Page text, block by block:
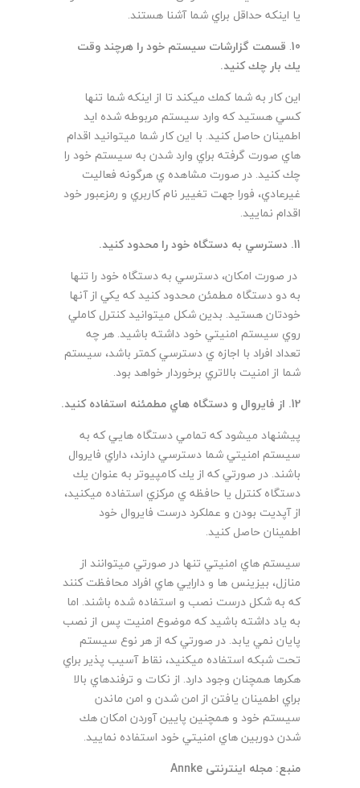
يا اينكه حداقل براي شما آشنا هستند.
10
. قسمت گزارشات سيستم خود را هرچند وقت
يك بار چك كنيد.
اين كار به شما كمك ميكند تا از اينكه شما تنها
كسي هستيد كه وارد سيستم مربوطه شده ايد
اطمينان حاصل كنيد. با اين كار شما ميتوانيد اقدام
هاي صورت گرفته براي وارد شدن به سيستم خود را
چك كنيد. در صورت مشاهده ي هرگونه فعاليت
غيرعادي، فورا جهت تغيير نام كاربري و رمزعبور خود
اقدام نماييد.
11. دسترسي به دستگاه خود را محدود
کنید.
در صورت امكان، دسترسي به دستگاه خود را تنها
به دو دستگاه مطمئن محدود كنيد كه يكي از آنها
خودتان هستيد. بدين شكل ميتوانيد كنترل كاملي
روي سيستم امنيتي خود داشته باشيد. هر چه
تعداد افراد با اجازه ي دسترسي كمتر باشد، سيستم
شما از امنيت بالاتري برخوردار خواهد بود.
12. از فايروال و دستگاه هاي مطمئنه استفاده كنيد
.
پيشنهاد ميشود كه تمامي دستگاه هايي كه به
سيستم امنيتي شما دسترسي دارند، داراي فايروال
باشند. در صورتي كه از يك كامپيوتر به عنوان يك
دستگاه كنترل يا حافظه ي مركزي استفاده ميكنيد،
از آپديت بودن و عملكرد درست فايروال خود
اطمينان حاصل كنيد.
سيستم هاي امنيتي تنها در صورتي ميتوانند از
منازل، بيزينس ها و دارايي هاي افراد محافظت كنند
كه به شكل درست نصب و استفاده شده باشند. اما
به ياد داشته باشيد كه موضوع امنيت پس از نصب
پايان نمي يابد. در صورتي كه از هر نوع سيستم
تحت شبكه استفاده ميكنيد، نقاط آسيب پذير براي
هكرها همچنان وجود دارد. از نكات و ترفندهاي بالا
براي اطمينان يافتن از امن شدن و امن ماندن
سيستم خود و همچنين پايين آوردن امكان هك
شدن دوربين هاي امنيتي خود استفاده نماييد.
منبع: مجله اینترنتی Annke